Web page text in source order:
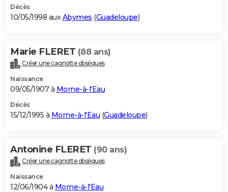
Décès
10/05/1998 auxAbymes (Guadeloupe)
Marie FLERET (88 ans)
Créer une cagnotte obsèques
Naissance
09/05/1907 à Morne-à-l'Eau
Décès
15/12/1995 à Morne-à-l'Eau (Guadeloupe)
Antonine FLERET (90 ans)
Créer une cagnotte obsèques
Naissance
12/06/1904 à Morne-à-l'Eau